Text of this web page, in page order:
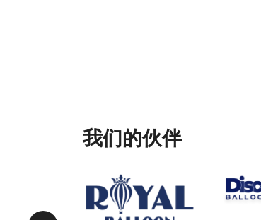
我们的伙伴